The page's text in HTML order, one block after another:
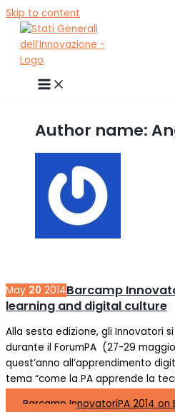
Skip to content
Author name:
May 20 2014Barcamp
learning and digital culture
Alla sesta edizione, gli Innovatori
durante il ForumPA (27-29
quest’anno all’apprendimento
tema “come la PA apprende la
Barcamp InnovatoriPA 2014